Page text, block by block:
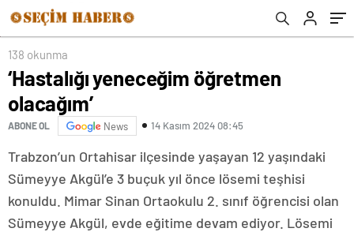
138 okunma
‘Hastalığı yeneceğim öğretmen
olacağım’
ABONE OL News 14 Kasım 2024 08:45
Trabzon’un Ortahisar ilçesinde yaşayan 12 yaşındaki
Sümeyye Akgül’e 3 buçuk yıl önce lösemi teşhisi
konuldu. Mimar Sinan Ortaokulu 2. sınıf öğrencisi olan
Sümeyye Akgül, evde eğitime devam ediyor. Lösemi